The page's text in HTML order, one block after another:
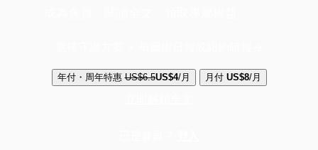
年付・周年特惠 US$6.5US$4/月 月付 US$8/月